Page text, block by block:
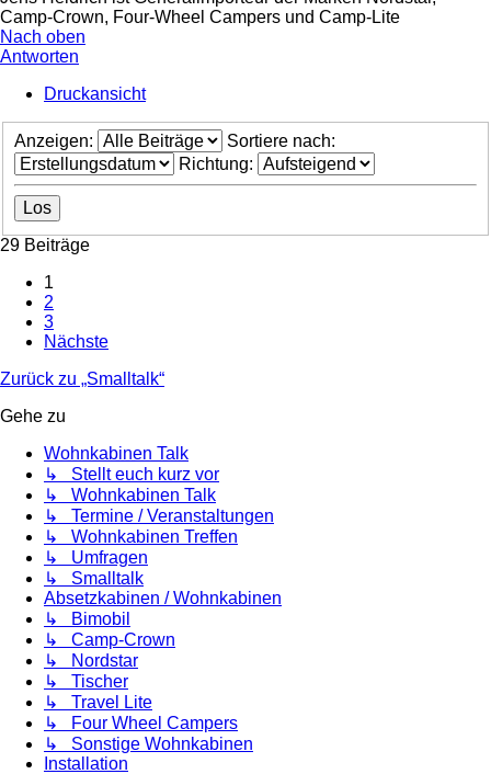
Camp-Crown, Four-Wheel Campers und Camp-Lite
Nach oben
Antworten
Druckansicht
Anzeigen:
Sortiere nach:
Richtung:
29 Beiträge
1
2
3
Nächste
Zurück zu „Smalltalk“
Gehe zu
Wohnkabinen Talk
↳ Stellt euch kurz vor
↳ Wohnkabinen Talk
↳ Termine / Veranstaltungen
↳ Wohnkabinen Treffen
↳ Umfragen
↳ Smalltalk
Absetzkabinen / Wohnkabinen
↳ Bimobil
↳ Camp-Crown
↳ Nordstar
↳ Tischer
↳ Travel Lite
↳ Four Wheel Campers
↳ Sonstige Wohnkabinen
Installation